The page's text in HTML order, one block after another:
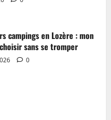
campings en Lozère : mon
sans se tromper
0